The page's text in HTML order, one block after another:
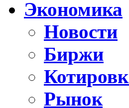
Экономика
Новости
Биржи
Рынок